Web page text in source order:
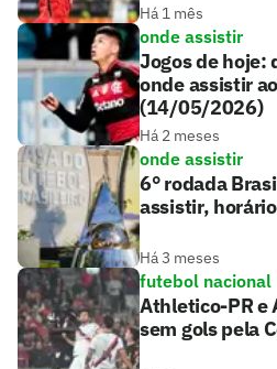
Há 1 mês
onde assistir
Jogos de hoje:
onde assistir
(14/05/2026)
Há 2 meses
onde assistir
6° rodada
assistir,
Há 3 meses
futebol nacional
Athletico-PR e
sem gols pela